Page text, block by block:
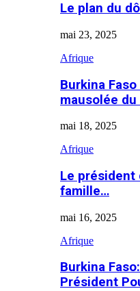
Le plan du
mai 23, 2025
Afrique
Burkina
mausolée
mai 18, 2025
Afrique
Le président
famille…
mai 16, 2025
Afrique
Burkina
Président